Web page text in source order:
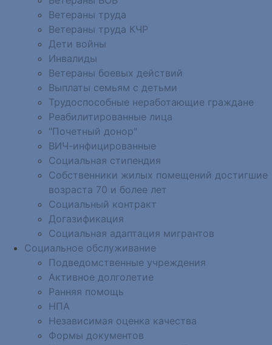
Ветераны труда
Ветераны труда КЧР
Дети войны
Инвалиды
Ветераны боевых действий
Выплаты семьям с детьми
Трудоспособные неработающие граждане
Реабилитированные лица
"Почетный донор"
ВИЧ-инфицированные
Социальная стипендия
Собственники жилых помещений достигшие
возраста 70 и более лет
Социальный контракт
Догазификация
Социальная адаптация мигрантов
Социальное обслуживание
Подведомственные учреждения
Активное долголетие
Ранняя помощь
НПА
Независимая оценка качества
Формы документов